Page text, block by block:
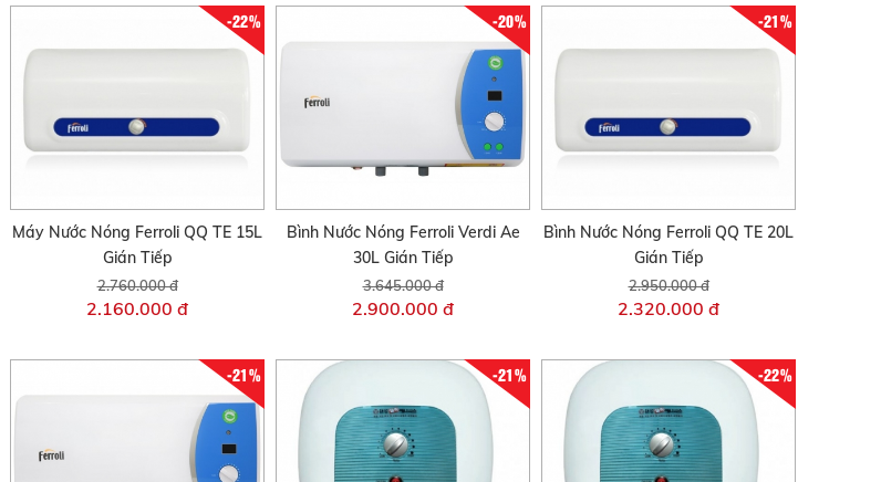
-22%
Máy Nước Nóng Ferroli QQ TE 15L
Gián Tiếp
2.760.000 đ
2.160.000 đ
-20%
Bình Nước Nóng Ferroli Verdi Ae
30L Gián Tiếp
3.645.000 đ
2.900.000 đ
-21%
Bình Nước Nóng Ferroli QQ TE 20L
Gián Tiếp
2.950.000 đ
2.320.000 đ
-21% -21% -22%